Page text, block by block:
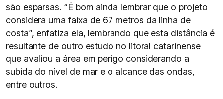
são esparsas. “É bom ainda lembrar que o projeto
considera uma faixa de 67 metros da linha de
costa”, enfatiza ela, lembrando que esta distância é
resultante de outro estudo no litoral catarinense
que avaliou a área em perigo considerando a
subida do nível de mar e o alcance das ondas,
entre outros.